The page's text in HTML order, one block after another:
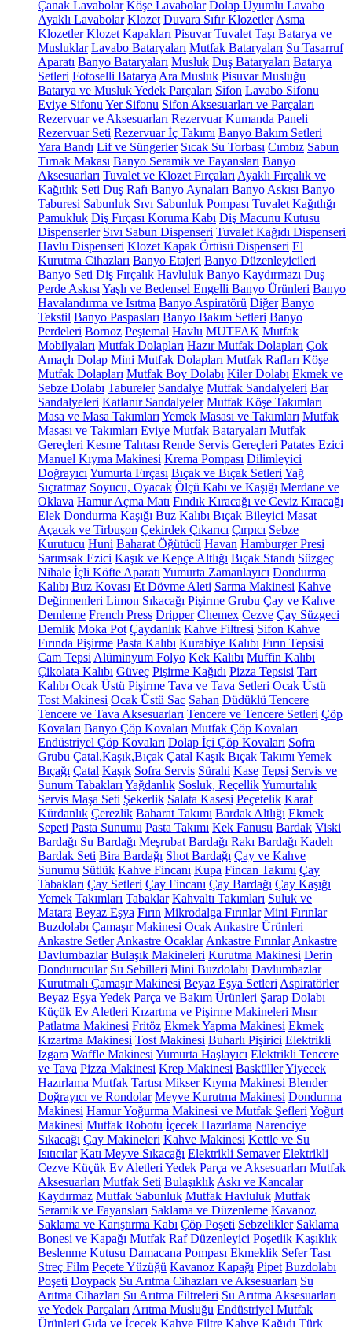
Çanak Lavabolar Köşe Lavabolar Dolap Uyumlu Lavabo
Ayaklı Lavabolar Klozet Duvara Sıfır Klozetler Asma
Klozetler Klozet Kapakları Pisuvar Tuvalet Taşı Batarya ve
Musluklar Lavabo Bataryaları Mutfak Bataryaları Su Tasarruf
Aparatı Banyo Bataryaları Musluk Duş Bataryaları Batarya
Setleri Fotoselli Batarya Ara Musluk Pisuvar Musluğu
Batarya ve Musluk Yedek Parçaları Sifon Lavabo Sifonu
Eviye Sifonu Yer Sifonu Sifon Aksesuarları ve Parçaları
Rezervuar ve Aksesuarları Rezervuar Kumanda Paneli
Rezervuar Seti Rezervuar İç Takımı Banyo Bakım Setleri
Yara Bandı Lif ve Süngerler Sıcak Su Torbası Cımbız Sabun
Tırnak Makası Banyo Seramik ve Fayansları Banyo
Aksesuarları Tuvalet ve Klozet Fırçaları Ayaklı Fırçalık ve
Kağıtlık Seti Duş Rafı Banyo Aynaları Banyo Askısı Banyo
Taburesi Sabunluk Sıvı Sabunluk Pompası Tuvalet Kağıtlığı
Pamukluk Diş Fırçası Koruma Kabı Diş Macunu Kutusu
Dispenserler Sıvı Sabun Dispenseri Tuvalet Kağıdı Dispenseri
Havlu Dispenseri Klozet Kapak Örtüsü Dispenseri El
Kurutma Cihazları Banyo Etajeri Banyo Düzenleyicileri
Banyo Seti Diş Fırçalık Havluluk Banyo Kaydırmazı Duş
Perde Askısı Yaşlı ve Bedensel Engelli Banyo Ürünleri Banyo
Havalandırma ve Isıtma Banyo Aspiratörü Diğer Banyo
Tekstil Banyo Paspasları Banyo Bakım Setleri Banyo
Perdeleri Bornoz Peştemal Havlu MUTFAK Mutfak
Mobilyaları Mutfak Dolapları Hazır Mutfak Dolapları Çok
Amaçlı Dolap Mini Mutfak Dolapları Mutfak Rafları Köşe
Mutfak Dolapları Mutfak Boy Dolabı Kiler Dolabı Ekmek ve
Sebze Dolabı Tabureler Sandalye Mutfak Sandalyeleri Bar
Sandalyeleri Katlanır Sandalyeler Mutfak Köşe Takımları
Masa ve Masa Takımları Yemek Masası ve Takımları Mutfak
Masası ve Takımları Eviye Mutfak Bataryaları Mutfak
Gereçleri Kesme Tahtası Rende Servis Gereçleri Patates Ezici
Manuel Kıyma Makinesi Krema Pompası Dilimleyici
Doğrayıcı Yumurta Fırçası Bıçak ve Bıçak Setleri Yağ
Sıçratmaz Soyucu, Oyacak Ölçü Kabı ve Kaşığı Merdane ve
Oklava Hamur Açma Matı Fındık Kıracağı ve Ceviz Kıracağı
Elek Dondurma Kaşığı Buz Kalıbı Bıçak Bileyici Masat
Açacak ve Tirbuşon Çekirdek Çıkarıcı Çırpıcı Sebze
Kurutucu Huni Baharat Öğütücü Havan Hamburger Presi
Sarımsak Ezici Kaşık ve Kepçe Altlığı Bıçak Standı Süzgeç
Nihale İçli Köfte Aparatı Yumurta Zamanlayıcı Dondurma
Kalıbı Buz Kovası Et Dövme Aleti Sarma Makinesi Kahve
Değirmenleri Limon Sıkacağı Pişirme Grubu Çay ve Kahve
Demleme French Press Dripper Chemex Cezve Çay Süzgeci
Demlik Moka Pot Çaydanlık Kahve Filtresi Sifon Kahve
Fırında Pişirme Pasta Kalıbı Kurabiye Kalıbı Fırın Tepsisi
Cam Tepsi Alüminyum Folyo Kek Kalıbı Muffin Kalıbı
Çikolata Kalıbı Güveç Pişirme Kağıdı Pizza Tepsisi Tart
Kalıbı Ocak Üstü Pişirme Tava ve Tava Setleri Ocak Üstü
Tost Makinesi Ocak Üstü Sac Sahan Düdüklü Tencere
Tencere ve Tava Aksesuarları Tencere ve Tencere Setleri Çöp
Kovaları Banyo Çöp Kovaları Mutfak Çöp Kovaları
Endüstriyel Çöp Kovaları Dolap İçi Çöp Kovaları Sofra
Grubu Çatal,Kaşık,Bıçak Çatal Kaşık Bıçak Takımı Yemek
Bıçağı Çatal Kaşık Sofra Servis Sürahi Kase Tepsi Servis ve
Sunum Tabakları Yağdanlık Sosluk, ReçellikYumurtalık
Servis Maşa Seti Şekerlik Salata Kasesi Peçetelik Karaf
Kürdanlık Çerezlik Baharat Takımı Bardak Altlığı Ekmek
Sepeti Pasta Sunumu Pasta Takımı Kek Fanusu Bardak Viski
Bardağı Su Bardağı Meşrubat Bardağı Rakı Bardağı Kadeh
Bardak Seti Bira Bardağı Shot Bardağı Çay ve Kahve
Sunumu Sütlük Kahve Fincanı Kupa Fincan Takımı Çay
Tabakları Çay Setleri Çay Fincanı Çay Bardağı Çay Kaşığı
Yemek Takımları Tabaklar Kahvaltı Takımları Suluk ve
Matara Beyaz Eşya Fırın Mikrodalga Fırınlar Mini Fırınlar
Buzdolabı Çamaşır Makinesi Ocak Ankastre Ürünleri
Ankastre Setler Ankastre Ocaklar Ankastre Fırınlar Ankastre
Davlumbazlar Bulaşık Makineleri Kurutma Makinesi Derin
Dondurucular Su Sebilleri Mini Buzdolabı Davlumbazlar
Kurutmalı Çamaşır Makinesi Beyaz Eşya Setleri Aspiratörler
Beyaz Eşya Yedek Parça ve Bakım Ürünleri Şarap Dolabı
Küçük Ev Aletleri Kızartma ve Pişirme Makineleri Mısır
Patlatma Makinesi Fritöz Ekmek Yapma Makinesi Ekmek
Kızartma Makinesi Tost Makinesi Buharlı Pişirici Elektrikli
Izgara Waffle Makinesi Yumurta Haşlayıcı Elektrikli Tencere
ve Tava Pizza Makinesi Krep Makinesi BasküllerYiyecek
Hazırlama Mutfak Tartısı Mikser Kıyma Makinesi Blender
Doğrayıcı ve Rondolar Meyve Kurutma Makinesi Dondurma
Makinesi Hamur Yoğurma Makinesi ve Mutfak Şefleri Yoğurt
Makinesi Mutfak Robotu İçecek Hazırlama Narenciye
Sıkacağı Çay Makineleri Kahve Makinesi Kettle ve Su
Isıtıcılar Katı Meyve Sıkacağı Elektrikli Semaver Elektrikli
Cezve Küçük Ev Aletleri Yedek Parça ve Aksesuarları Mutfak
Aksesuarları Mutfak Seti Bulaşıklık Askı ve Kancalar
Kaydırmaz Mutfak Sabunluk Mutfak Havluluk Mutfak
Seramik ve Fayansları Saklama ve Düzenleme Kavanoz
Saklama ve Karıştırma Kabı Çöp Poşeti Sebzelikler Saklama
Bonesi ve Kapağı Mutfak Raf Düzenleyici Poşetlik Kaşıklık
Beslenme Kutusu Damacana Pompası Ekmeklik Sefer Tası
Streç Film Peçete Yüzüğü Kavanoz Kapağı Pipet Buzdolabı
Poşeti Doypack Su Arıtma Cihazları ve Aksesuarları Su
Arıtma Cihazları Su Arıtma Filtreleri Su Arıtma Aksesuarları
ve Yedek Parçaları Arıtma Musluğu Endüstriyel Mutfak
Ürünleri Gıda ve İçecek Kahve Filtre Kahve Kağıdı Türk